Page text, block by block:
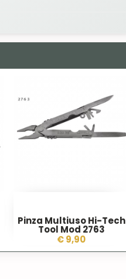
Pinza Multiuso Hi-Tech
Tool Mod 2763
€ 9,90